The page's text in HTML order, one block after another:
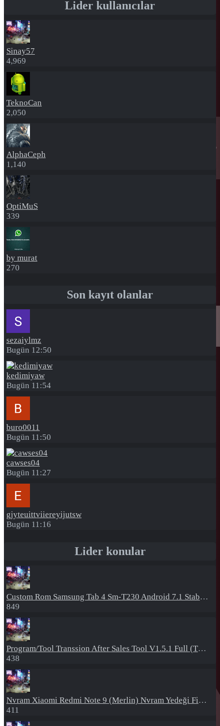
Lider kullanıcılar
Sinay57
4,969
TeknoCan
2,050
AlphaCeph
1,140
OptiMuS
339
by murat
270
Son kayıt olanlar
sezaiylmz
Bugün 12:50
kedimiyaw
Bugün 11:54
buro0011
Bugün 11:50
cawses04
Bugün 11:27
gjyteuittviiereyijutsw
Bugün 11:16
Lider konular
Custom Rom Samsung Tab 4 Sm-T230 Android 7.1 Stabil Eba Destekli Yazılım
849
Program/Tool Transsion After Sales Tool V1.5.1 Full (Tüm Mtk Işlemcili Cihazları Meta Moda Alma)
438
Nvram Xiaomi Redmi Note 9 (Merlin) Nvram Yedeği Fix Nv By Dft Pro
411